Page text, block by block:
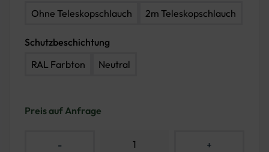
Ohne Teleskopschlauch
2m Teleskopschlauch
Schutzbeschichtung
RAL Farbton
Neutral
Preis auf Anfrage
- +